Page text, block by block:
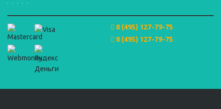
8 (495) 127-79-75
8 (495) 127-79-75